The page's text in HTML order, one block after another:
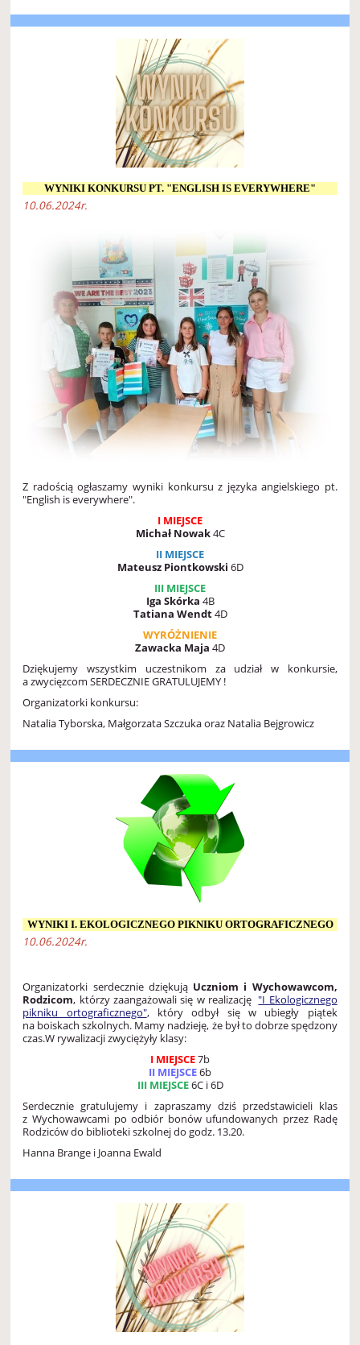
WYNIKI KONKURSU PT. "ENGLISH IS EVERYWHERE"
10.06.2024r.
Z radością ogłaszamy wyniki konkursu z języka angielskiego pt.
"English is everywhere".
I MIEJSCE
Michał Nowak4C
II MIEJSCE
Mateusz Piontkowski 6D
III MIEJSCE
Iga Skórka 4B
Tatiana Wendt4D
WYRÓŻNIENIE
Zawacka Maja 4D
Dziękujemy wszystkim uczestnikom za udział w konkursie,
a zwycięzcom SERDECZNIE GRATULUJEMY !
Organizatorki konkursu:
Natalia Tyborska, Małgorzata Szczuka oraz Natalia Bejgrowicz
WYNIKI I. EKOLOGICZNEGO PIKNIKU ORTOGRAFICZNEGO
10.06.2024r.
Organizatorki serdecznie dziękują Uczniom i Wychowawcom,
Rodzicom, którzy zaangażowali się w realizację"I Ekologicznego
pikniku ortograficznego", który odbył się w ubiegły piątek
na boiskach szkolnych. Mamy nadzieję, że był to dobrze spędzony
czas.W rywalizacji zwyciężyły klasy:
I MIEJSCE7b
II MIEJSCE6b
III MIEJSCE6C i 6D
Serdecznie gratulujemy i zapraszamy dziś przedstawicieli klas
z Wychowawcami po odbiór bonów ufundowanych przez Radę
Rodziców do biblioteki szkolnej do godz. 13.20.
Hanna Brange i Joanna Ewald